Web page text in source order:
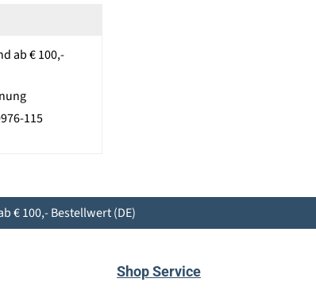
ab € 100,-
115
€ 100,- Bestellwert (DE)
Shop Service